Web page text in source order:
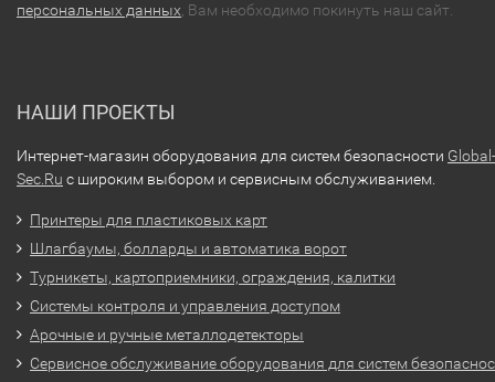
персональных данных , Вам необходимо покинуть наш сайт.
НАШИ ПРОЕКТЫ
Интернет-магазин оборудования для систем безопасности Global-
Sec.Ru с широким выбором и сервисным обслуживанием.
Принтеры для пластиковых карт
Шлагбаумы, болларды и автоматика ворот
Турникеты, картоприемники, ограждения, калитки
Системы контроля и управления доступом
Арочные и ручные металлодетекторы
Сервисное обслуживание оборудования для систем